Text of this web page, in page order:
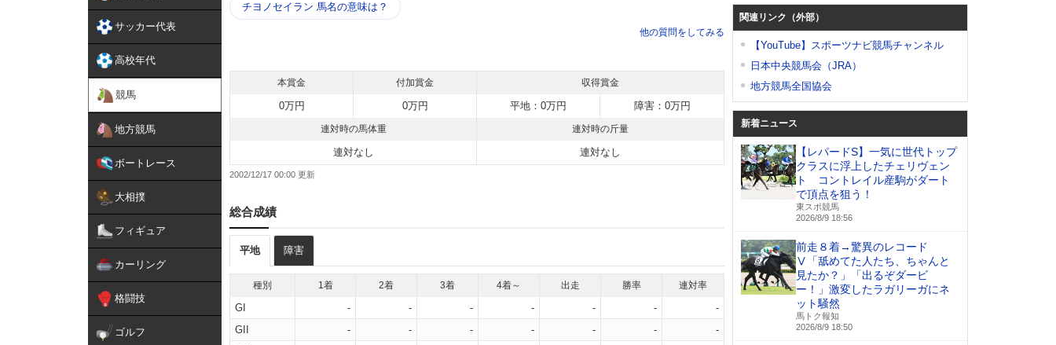
サッカー代表
高校年代
競馬
地方競馬
ボートレース
大相撲
フィギュア
カーリング
格闘技
ゴルフ
チヨノセイラン 馬名の意味は？
他の質問をしてみる
本賞金 付加賞金 収得賞金
0万円 0万円 平地：0万円 障害：0万円
連対時の馬体重 連対時の斤量
連対なし 連対なし
2002/12/17 00:00
総合成績
平地 障害
種別 1着 2着 3着 4着～ 出走 勝率 連対率
GI - - - - - -
-
GII
- - - - - -
-
関連リンク（外部）
【YouTube】スポーツナビ競馬チャンネル
日本中央競馬会（JRA）
地方競馬全国協会
新着ニュース
【レパードS】一気に世代トップ
クラスに浮上したチェリヴェン
ト コントレイル産駒がダート
で頂点を狙う！
東スポ競馬
2026/8/9 18:56
前走８着→驚異のレコード
Ⅴ「舐めてた人たち、ちゃんと
見たか？」「出るぞダービ
ー！」激変したラガリーガにネ
ット騒然
馬トク報知
2026/8/9 18:50